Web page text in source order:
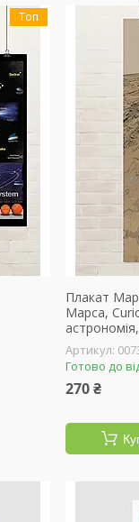
Топ
Плакат
Марса,
Готово до
270 ₴